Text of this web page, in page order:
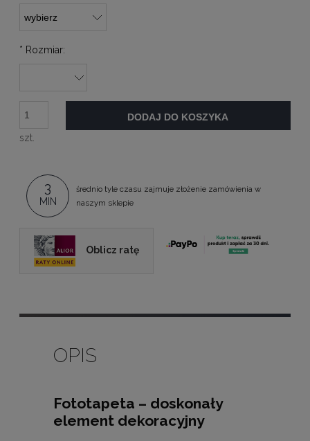
* Rozmiar:
szt.
DODAJ DO KOSZYKA
3
MIN
średnio tyle czasu zajmuje złożenie zamówienia w
naszym sklepie
Oblicz ratę
OPIS
Fototapeta – doskonały
element dekoracyjny